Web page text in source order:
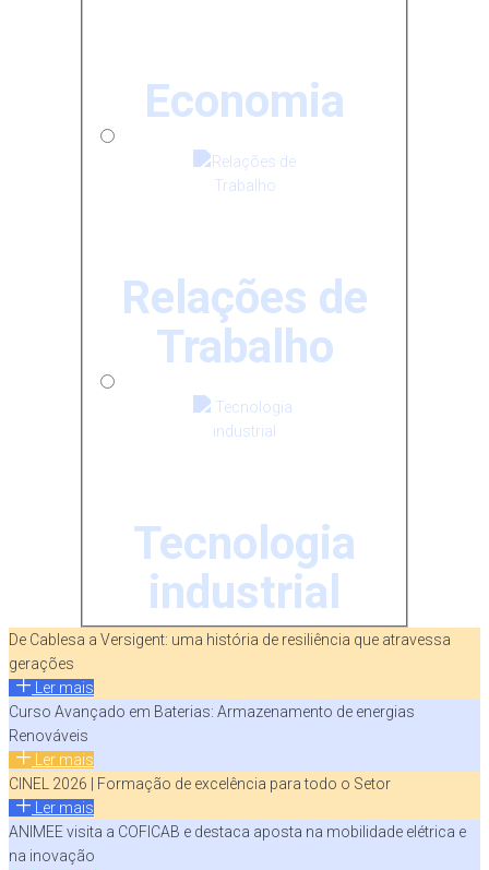
Economia
Relações de
Trabalho
Tecnologia
industrial
De Cablesa a Versigent: uma história de resiliência que atravessa
gerações
Ler mais
Curso Avançado em Baterias: Armazenamento de energias
Renováveis
Ler mais
CINEL 2026 | Formação de excelência para todo o Setor
Ler mais
ANIMEE visita a COFICAB e destaca aposta na mobilidade elétrica e
na inovação